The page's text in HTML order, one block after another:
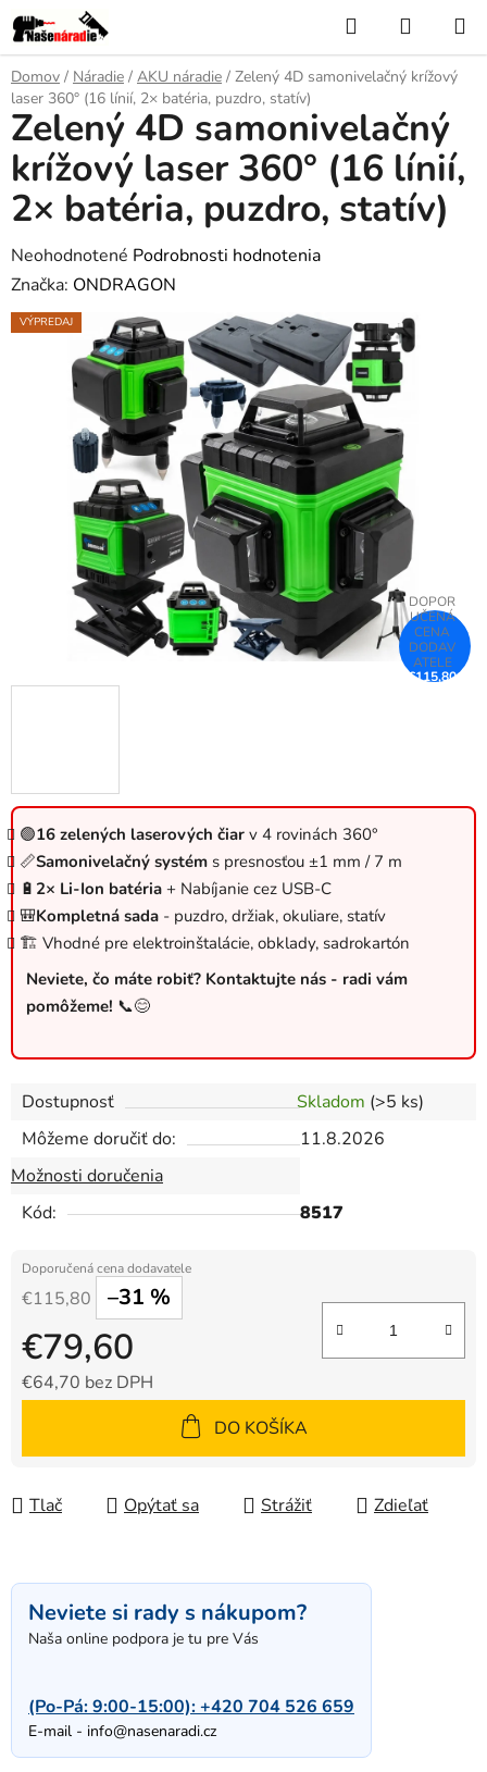
Prejsť
na
obsah
Hľadať
KOŠÍK
Domov / Náradie / AKU náradie / Zelený 4D samonivelačný krížový
laser 360° (16 línií, 2× batéria, puzdro, statív)
🟢16 zelených laserových čiar v 4 rovinách 360°
📏Samonivelačný systém s presnosťou ±1 mm / 7 m
🔋 2× Li-Ion batéria + Nabíjanie cez USB-C
🎒Kompletná sada - puzdro, držiak, okuliare, statív
🏗️ Vhodné pre elektroinštalácie, obklady, sadrokartón
Neviete, čo máte robiť? Kontaktujte nás - radi vám
pomôžeme! 📞😊
Dostupnosť Skladom (>5 ks)
Môžeme doručiť do:
11.8.2026
Možnosti doručenia
Kód:
8517
€115,80 –31 %
€79,60
€64,70 bez DPH
DO KOŠÍKA
Tlač Opýtať sa Strážiť Zdieľať
Zelený 4D samonivelačný
krížový laser 360° (16 línií,
2× batéria, puzdro, statív)
Priemerné
hodnotenie
produktu
hviezdičiek.
Neohodnotené Podrobnosti hodnotenia
Značka: ONDRAGON
VÝPREDAJ
€115,80
Neviete si rady s nákupom?
Naša online podpora je tu pre Vás
(Po-Pá: 9:00-15:00):+420 704 526 659
E-mail - info@nasenaradi.cz